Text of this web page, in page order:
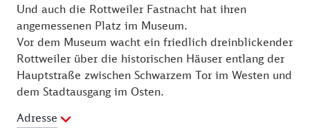
Und auch die Rottweiler Fastnacht hat ihren
angemessenen Platz im Museum.
Vor dem Museum wacht ein friedlich dreinblickender
Rottweiler über die historischen Häuser entlang der
Hauptstraße zwischen Schwarzem Tor im Westen und
dem Stadtausgang im Osten.
Adresse